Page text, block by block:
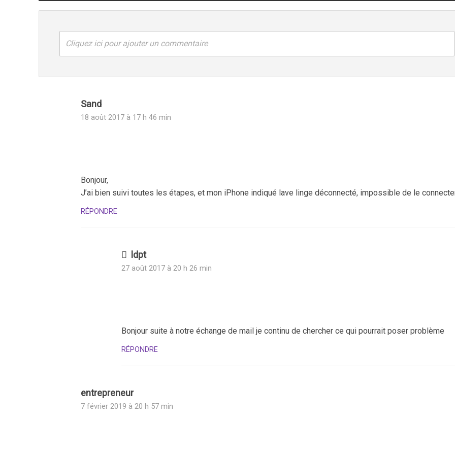
Cliquez ici pour ajouter un commentaire
Sand
18 août 2017 à 17 h 46 min
Bonjour,
J’ai bien suivi toutes les étapes, et mon iPhone indiqué lave linge déconnecté, impossible de le
RÉPONDRE
ldpt
27 août 2017 à 20 h 26 min
Bonjour suite à notre échange de mail je continu de chercher ce qui pourrait poser problème
RÉPONDRE
entrepreneur
7 février 2019 à 20 h 57 min